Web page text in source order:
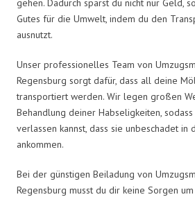
gehen. Dadurch sparst du nicht nur Geld,
Gutes für die Umwelt, indem du den
ausnutzt.
Unser professionelles Team von
Regensburg sorgt dafür, dass all deine
transportiert werden. Wir legen großen
Behandlung deiner Habseligkeiten,
verlassen kannst, dass sie unbeschadet in
ankommen.
Bei der günstigen Beiladung von
Regensburg musst du dir keine Sorgen